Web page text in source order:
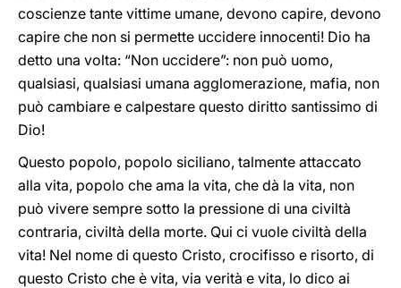
coscienze tante vittime umane, devono capire, devono
capire che non si permette uccidere innocenti! Dio ha
detto una volta: “Non uccidere”: non può uomo,
qualsiasi, qualsiasi umana agglomerazione, mafia, non
può cambiare e calpestare questo diritto santissimo di
Dio!
Questo popolo, popolo siciliano, talmente attaccato
alla vita, popolo che ama la vita, che dà la vita, non
può vivere sempre sotto la pressione di una civiltà
contraria, civiltà della morte. Qui ci vuole civiltà della
vita! Nel nome di questo Cristo, crocifisso e risorto, di
questo Cristo che è vita, via verità e vita, lo dico ai